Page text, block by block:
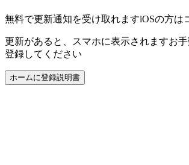
無料で更新通知を受け取れますiOSの方は
更新があると、スマホに表示されますお
登録してください
ホームに登録説明書